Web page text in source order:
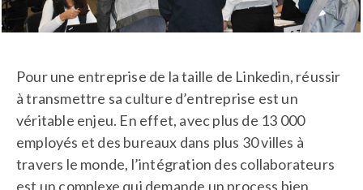
Pour une entreprise de la taille de Linkedin, réussir
à transmettre sa culture d’entreprise est un
véritable enjeu. En effet, avec plus de 13 000
employés et des bureaux dans plus 30 villes à
travers le monde, l’intégration des collaborateurs
est un complexe qui demande un process bien